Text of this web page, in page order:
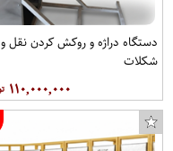
دستگاه دراژه و روکش کردن نقل و
شکلات
۱۱۰,۰۰۰,۰۰۰